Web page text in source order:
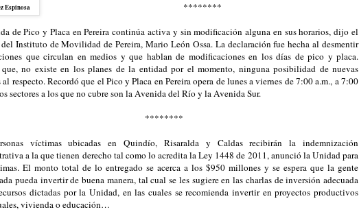
Espinosa
********
de Pico y Placa en Pereira continúa activa y sin modificación alguna en sus horarios, dijo el
Instituto de Movilidad de Pereira, Mario León Ossa. La declaración fue hecha al desmentir
que circulan en medios y que hablan de modificaciones en los días de pico y placa.
no existe en los planes de la entidad por el momento, ninguna posibilidad de nuevas
al respecto. Recordó que el Pico y Placa en Pereira opera de lunes a viernes de 7:00 a.m., a 7:00
sectores a los que no cubre son la Avenida del Río y la Avenida Sur.
********
víctimas ubicadas en Quindío, Risaralda y Caldas recibirán la indemnización
a la que tienen derecho tal como lo acredita la Ley 1448 de 2011, anunció la Unidad para
El monto total de lo entregado se acerca a los $950 millones y se espera que la gente
pueda invertir de buena manera, tal cual se les sugiere en las charlas de inversión adecuada
dictadas por la Unidad, en las cuales se recomienda invertir en proyectos productivos
vivienda o educación…